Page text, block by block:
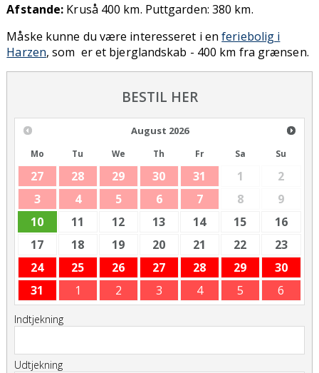
Afstande: Kruså 400 km. Puttgarden: 380 km.
Måske kunne du være interesseret i enferiebolig i
Harzen, som er et bjerglandskab - 400 km fra grænsen.
BESTIL HER
August 2026
Mo Tu We Th Fr Sa Su
27 28 29 30 31 1
2
3
4 5 6 7 8
9
10
11 12 13 14 15
16
17
18 19 20 21 22
23
24
25 26 27 28 29
30
31
1 2 3 4 5 6
Indtjekning
Udtjekning